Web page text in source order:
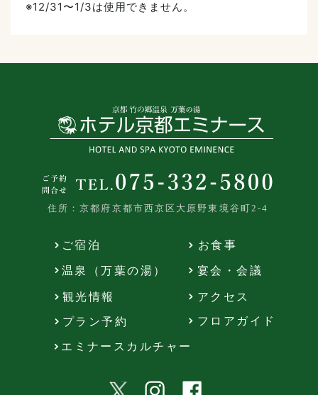
※12/31〜1/3は使用できません。
住所：京都府京都市西京区大原野東境谷町2-4
温泉（万葉の湯） 宴会・会議
エミナースカルチャー
アクセス
プラン予約 フロアガイド
ご宿泊
観光情報
お食事